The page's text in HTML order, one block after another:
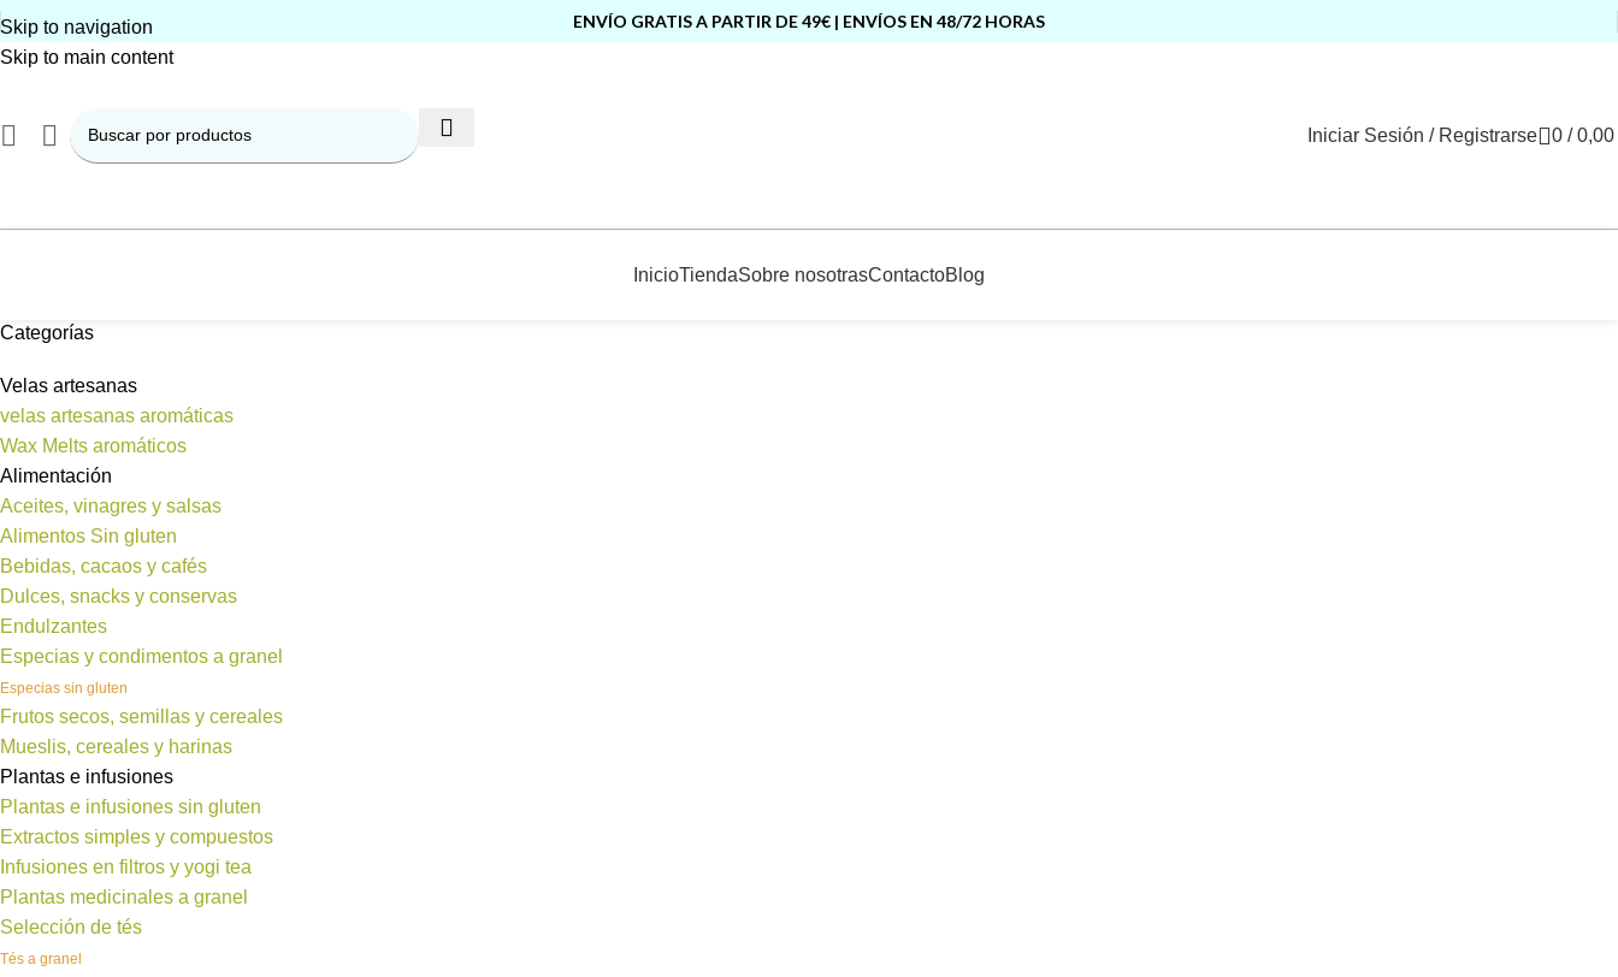
Skip to navigation
Skip to main content
ENVÍO GRATIS A PARTIR DE 49€ | ENVÍOS EN 48/72 HORAS
Iniciar Sesión / Registrarse 0 / 0,00
InicioTiendaSobre nosotrasContactoBlog
Categorías
Velas artesanas
velas artesanas aromáticas
Wax Melts aromáticos
Alimentación
Aceites, vinagres y salsas
Alimentos Sin gluten
Bebidas, cacaos y cafés
Dulces, snacks y conservas
Endulzantes
Especias y condimentos a granel
Especias sin gluten
Frutos secos, semillas y cereales
Mueslis, cereales y harinas
Plantas e infusiones
Plantas e infusiones sin gluten
Extractos simples y compuestos
Infusiones en filtros y yogi tea
Plantas medicinales a granel
Selección de tés
Tés a granel